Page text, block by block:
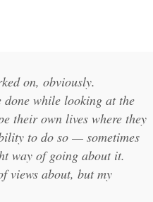
on, obviously.
done while looking at the
their own lives where they
to do so — sometimes
way of going about it.
views about, but my